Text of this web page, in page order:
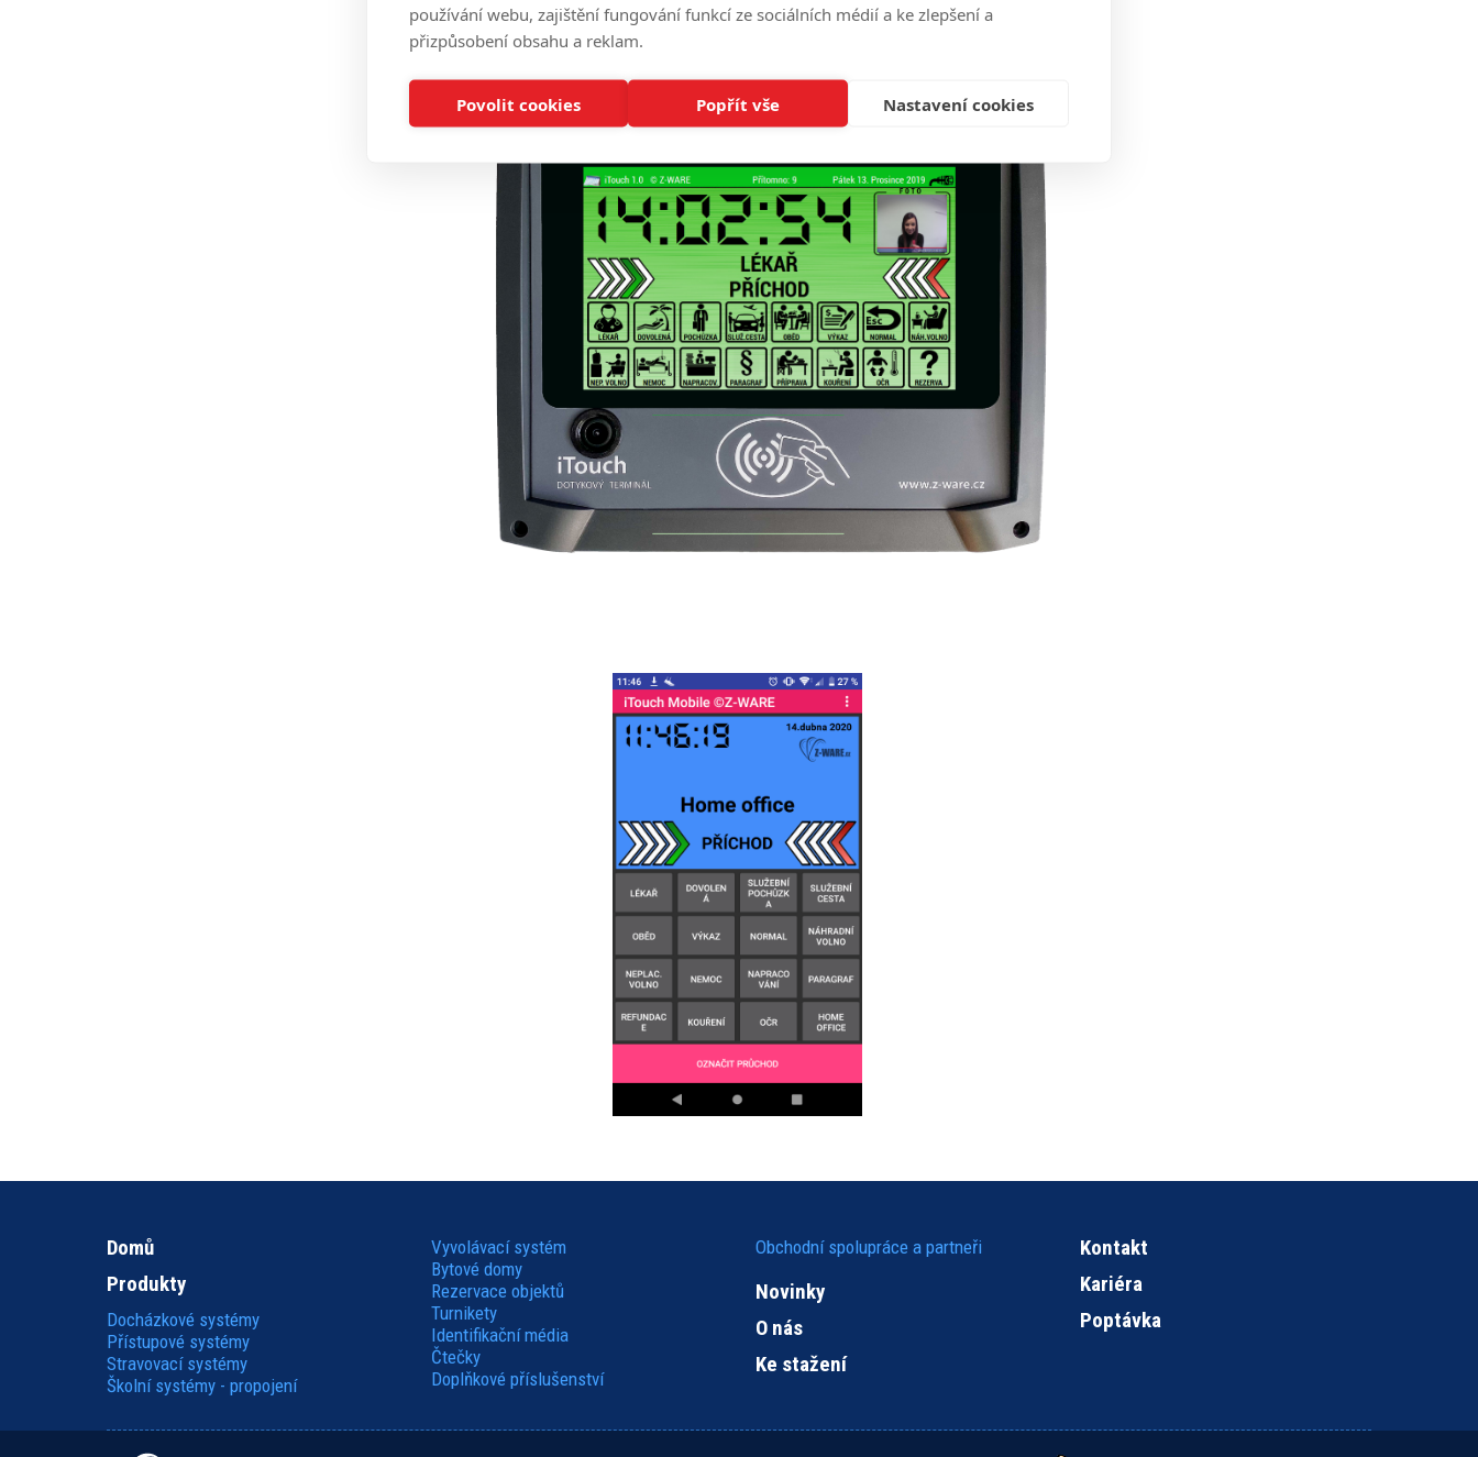
používání webu, zajištění fungování funkcí ze sociálních médií a ke zlepšení a
přizpůsobení obsahu a reklam.
Povolit cookies Popřít vše Nastavení cookies
opatření poradíme a vše se začne brzy vracet do původních kolejí.
Hlavní
navigace
Domů
Produkty
Docházkové systémy
Přístupové systémy
Stravovací systémy
Školní systémy - propojení
Vyvolávací systém
Bytové domy
Rezervace objektů
Turnikety
Identifikační média
Čtečky
Doplňkové příslušenství
Obchodní spolupráce a partneři
Novinky
O nás
Ke stažení
Kontakt
Kariéra
Poptávka